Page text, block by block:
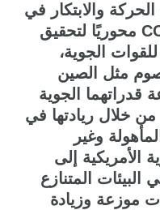
والابتكار في
تطوير القوات. يُعدّ برنامج CCA محوريًا لتحقيق
الجوية،
مثل الصين
قدراتهما الجوية
من خلال ريادتها في
وغير
الأمريكية إلى
المتنازع
موزعة وزيادة